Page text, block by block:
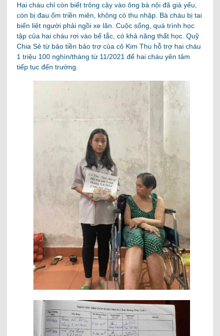
Hai cháu chỉ còn biết trông cậy vào ông bà nội đã già yếu,
còn bị đau ốm triền miên, không có thu nhập. Bà cháu bị tai
biến liệt người phải ngồi xe lăn. Cuộc sống, quá trình học
tập của hai cháu rơi vào bế tắc, có khả năng thất học. Quỹ
Chia Sẻ từ bảo tiền bảo trợ của cô Kim Thu hỗ trợ hai cháu
1 triệu 100 nghìn/tháng từ 11/2021 để hai cháu yên tâm
tiếp tục đến trường.